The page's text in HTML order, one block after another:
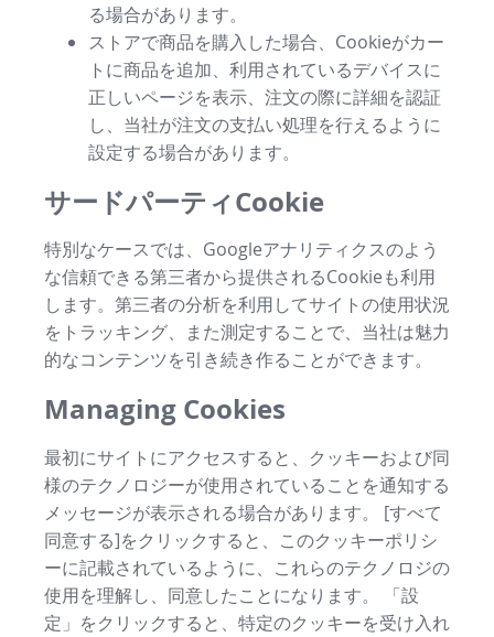
る場合があります。
ストアで商品を購入した場合、Cookieがカー
トに商品を追加、利用されているデバイスに
正しいページを表示、注文の際に詳細を認証
し、当社が注文の支払い処理を行えるように
設定する場合があります。
サードパーティCookie
特別なケースでは、Googleアナリティクスのよう
な信頼できる第三者から提供されるCookieも利用
します。第三者の分析を利用してサイトの使用状況
をトラッキング、また測定することで、当社は魅力
的なコンテンツを引き続き作ることができます。
Managing Cookies
最初にサイトにアクセスすると、クッキーおよび同
様のテクノロジーが使用されていることを通知する
メッセージが表示される場合があります。 [すべて
同意する]をクリックすると、このクッキーポリシ
ーに記載されているように、これらのテクノロジの
使用を理解し、同意したことになります。 「設
定」をクリックすると、特定のクッキーを受け入れ